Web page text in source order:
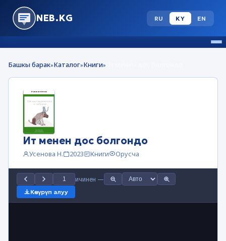
NEB.KG RU KY EN
Башкы барак»Каталог»Книги»
Ит менен дос болгондо
Усенова Н. 2023 Книги Орусча
ичинен —
Көчүрүп алуу